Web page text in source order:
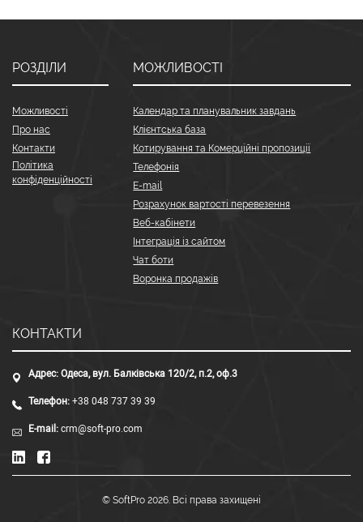
РОЗДІЛИ
Можливості
Про нас
Контакти
Політика
конфіденційності
МОЖЛИВОСТІ
Календар та планувальник завдань
Клієнтська база
Котирування та Комерційні пропозиції
Телефонія
E-mail
Розрахунок вартості перевезення
Веб-кабінети
Інтеграція із сайтом
Чат боти
Воронка продажів
КОНТАКТИ
Адрес: Одеса, вул. Балківська 120/2, п.2, оф.3
Телефон: +38 048 737 39 39
E-mail: crm@soft-pro.com
© SoftPro 2026. Всі права захищені